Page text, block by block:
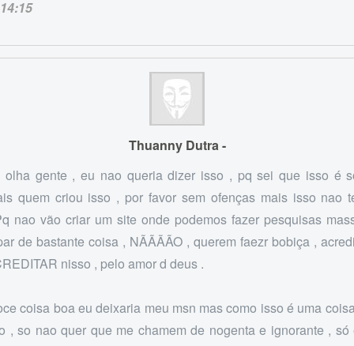
14:15
Thuanny Dutra -
olha gente , eu nao queria dizer isso , pq sei que isso é
quem criou isso , por favor sem ofenças mais isso nao
nao vão criar um site onde podemos fazer pesquisas
de bastante coisa , NÃÃÃÃO , querem faezr bobiça ,
nisso , pelo amor d deus .
coisa boa eu deixaria meu msn mas como isso é uma
, so nao quer que me chamem de nogenta e ignorante , só